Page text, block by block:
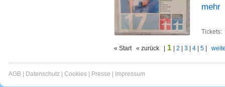
mehr
Tickets:
« Start « zurück | 1 2 3 4 5
AGB Datenschutz Cookies Presse Impressum